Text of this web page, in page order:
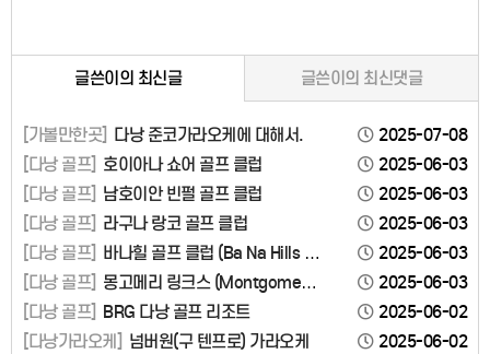
글쓴이의 최신글 글쓴이의 최신댓글
[가볼만한곳] 다낭 준코가라오케에 대해서.
2025-07-08
[다낭 골프] 호이아나 쇼어 골프 클럽
2025-06-03
[다낭 골프] 남호이안 빈펄 골프 클럽
2025-06-03
[다낭 골프] 라구나 랑코 골프 클럽
2025-06-03
[다낭 골프]
바나힐 골프 클럽 (Ba Na Hills G
olf Club)
2025-06-03
[다낭 골프] 몽고메리 링크스 (Montgomeri
e Links Vietnam)
2025-06-03
[다낭 골프]
BRG 다낭 골프 리조트
2025-06-02
[다낭가라오케]
넘버원(구 텐프로) 가라오케 2025-06-02